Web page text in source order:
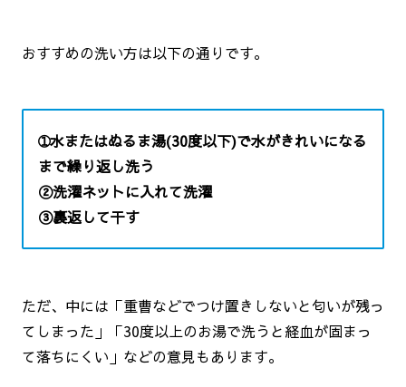
おすすめの洗い方は以下の通りです。
➀水またはぬるま湯(30度以下)で水がきれいになる
まで繰り返し洗う
②洗濯ネットに入れて洗濯
③裏返して干す
ただ、中には「重曹などでつけ置きしないと匂いが残っ
てしまった」「30度以上のお湯で洗うと経血が固まっ
て落ちにくい」などの意見もあります。